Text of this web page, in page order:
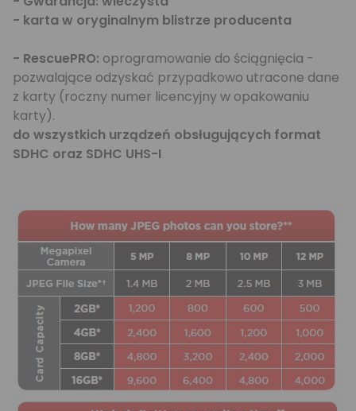
- karta w oryginalnym blistrze producenta
- RescuePRO: oprogramowanie do ściągnięcia -
pozwalające odzyskać przypadkowo utracone dane
z karty (roczny numer licencyjny w opakowaniu
karty).
do wszystkich urządzeń obsługujących format
SDHC oraz SDHC UHS-I